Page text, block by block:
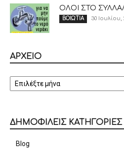
ΟΛΟΙ ΣΤΟ
ΒΟΙΩΤΙΑ 30 Ιουλίου,
ΑΡΧΕΙΟ
ΔΗΜΟΦΙΛΕΙΣ ΚΑΤΗΓΟΡΙΕΣ
Blog